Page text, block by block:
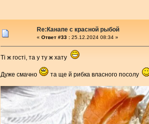
Re:Канапе с красной рыбой
« Ответ #33 : 25.12.2024 08:34 »
Ті ж гості, та у ту ж хату
Дуже смачно та ще й рибка власного посолу